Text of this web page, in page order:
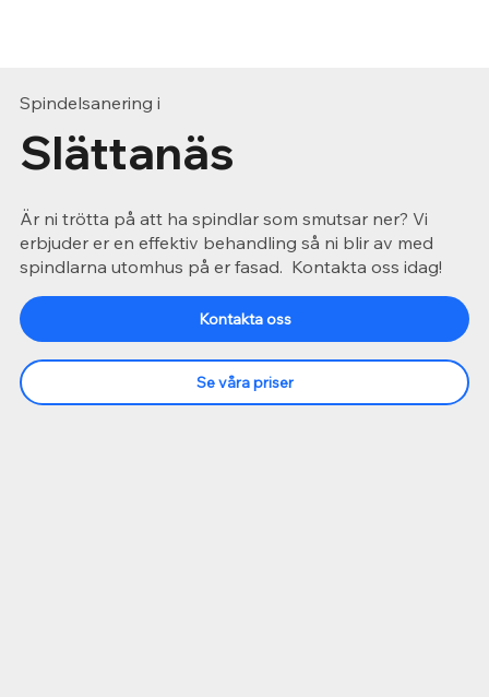
Spindelsanering i
Slättanäs
Är ni trötta på att ha spindlar som smutsar ner? Vi
erbjuder er en effektiv behandling så ni blir av med
spindlarna utomhus på er fasad. Kontakta oss idag!
Kontakta oss
Se våra priser